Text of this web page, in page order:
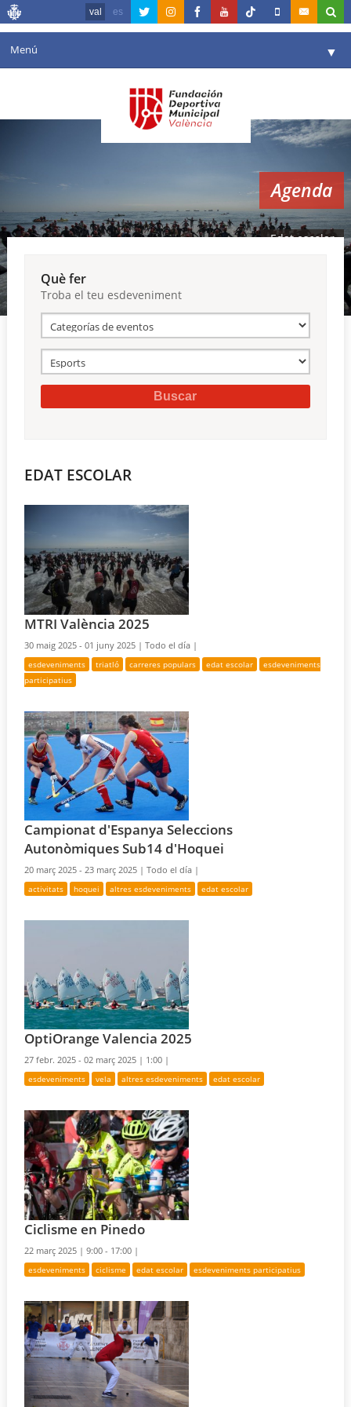
val es
Menú ▼
Agenda
Comunicació ▼
València en esport ▼
Reserves
Agenda
Edat escolar
Què fer
Troba el teu esdeveniment
EDAT ESCOLAR
MTRI València 2025
30 maig 2025 - 01 juny 2025 |Todo el día |
esdeveniments triatló carreres populars edat escolar
esdeveniments
participatius
Campionat d'Espanya Seleccions
Autonòmiques Sub14 d'Hoquei
20 març 2025 - 23 març 2025 |Todo el día |
activitats hoquei altres esdeveniments edat escolar
OptiOrange Valencia 2025
27 febr. 2025 - 02 març 2025 | 1:00 |
esdeveniments vela altres esdeveniments edat escolar
Ciclisme en Pinedo
22 març 2025 |9:00 - 17:00 |
esdeveniments ciclisme edat escolar esdeveniments participatius